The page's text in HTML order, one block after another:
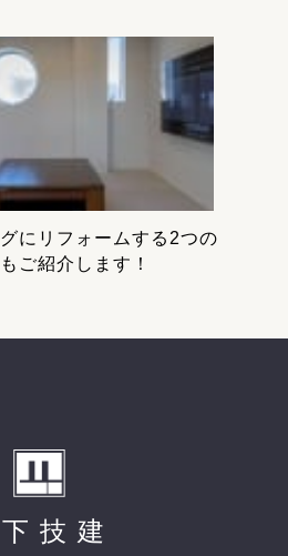
にリフォームする2つの
ご紹介します！
技建